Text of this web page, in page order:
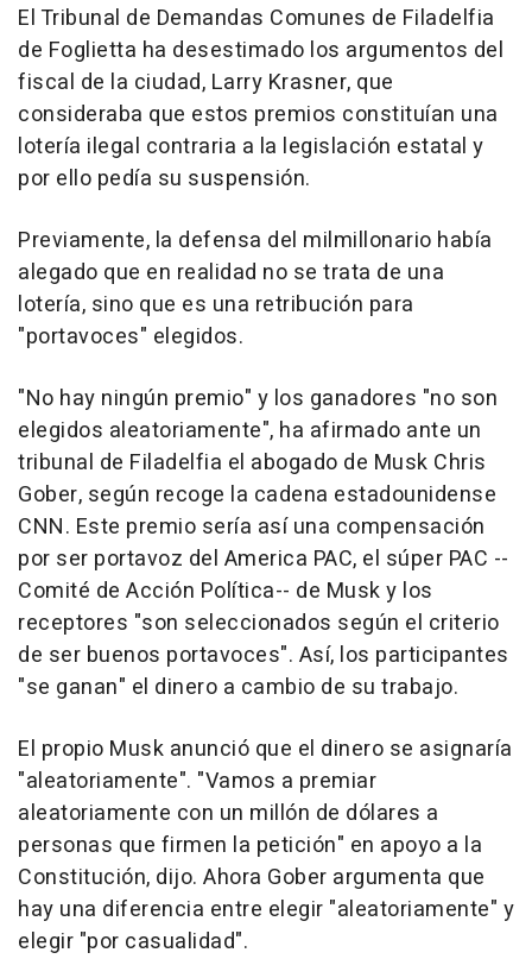
El Tribunal de Demandas Comunes de Filadelfia
de Foglietta ha desestimado los argumentos del
fiscal de la ciudad, Larry Krasner, que
consideraba que estos premios constituían una
lotería ilegal contraria a la legislación estatal y
por ello pedía su suspensión.
Previamente, la defensa del milmillonario había
alegado que en realidad no se trata de una
lotería, sino que es una retribución para
"portavoces" elegidos.
"No hay ningún premio" y los ganadores "no son
elegidos aleatoriamente", ha afirmado ante un
tribunal de Filadelfia el abogado de Musk Chris
Gober, según recoge la cadena estadounidense
CNN. Este premio sería así una compensación
por ser portavoz del America PAC, el súper PAC --
Comité de Acción Política-- de Musk y los
receptores "son seleccionados según el criterio
de ser buenos portavoces". Así, los participantes
"se ganan" el dinero a cambio de su trabajo.
El propio Musk anunció que el dinero se asignaría
"aleatoriamente". "Vamos a premiar
aleatoriamente con un millón de dólares a
personas que firmen la petición" en apoyo a la
Constitución, dijo. Ahora Gober argumenta que
hay una diferencia entre elegir "aleatoriamente" y
elegir "por casualidad".